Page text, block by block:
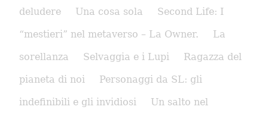
deludere
Una cosa sola
Second Life: I
“mestieri” nel metaverso – La Owner.
La
sorellanza
Selvaggia e i Lupi
Ragazza del
pianeta di noi
Personaggi da SL: gli
indefinibili e gli invidiosi
Un salto nel